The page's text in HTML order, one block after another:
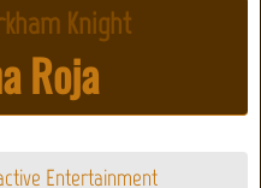
Knight
Roja
Entertainment